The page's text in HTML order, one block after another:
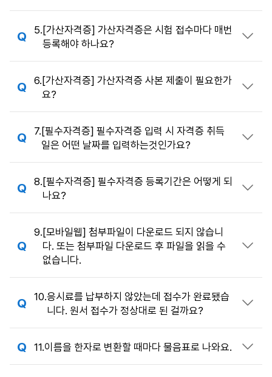
5. [가산자격증] 가산자격증은 시험 접수마다 매번
등록해야 하나요?
6. [가산자격증] 가산자격증 사본 제출이 필요한가
요?
7. [필수자격증] 필수자격증 입력 시 자격증 취득
일은 어떤 날짜를 입력하는것인가요?
답변 열기
8. [필수자격증] 필수자격증 등록기간은 어떻게 되
나요?
9. [모바일웹] 첨부파일이 다운로드 되지 않습니
다. 또는 첨부파일 다운로드 후 파일을 읽을 수
없습니다.
답변 열기
10.응시료를 납부하지 않았는데 접수가 완료됐습
니다. 원서 접수가 정상대로 된 걸까요?
답변 열기
11.이름을 한자로 변환할 때마다 물음표로 나와요.
답변 열기